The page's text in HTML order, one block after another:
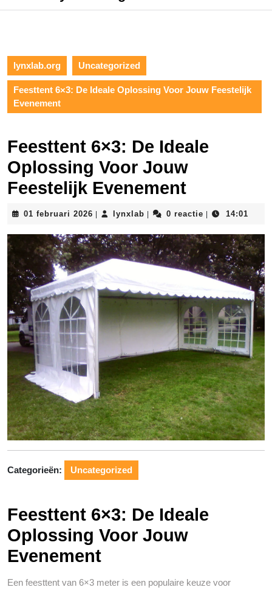
lynxlab.org Uncategorized
Feesttent 6×3: De Ideale Oplossing Voor Jouw Feestelijk
Evenement
Feesttent 6×3: De Ideale
Oplossing Voor Jouw
Feestelijk Evenement
01 februari 2026 01
2026
lynxlab lynxlab0 reactie 14:01
Categorieën: Uncategorized
Feesttent 6×3: De Ideale
Oplossing Voor Jouw
Evenement
Een feesttent van 6×3 meter is een populaire keuze voor